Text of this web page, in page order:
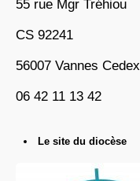
55 rue Mgr Tréhiou
CS 92241
56007 Vannes Cedex
06 42 11 13 42
Le site du diocèse